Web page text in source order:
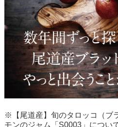
※【尾道産】旬のタロッコ（ブ
モンのジャム「S0003」につい